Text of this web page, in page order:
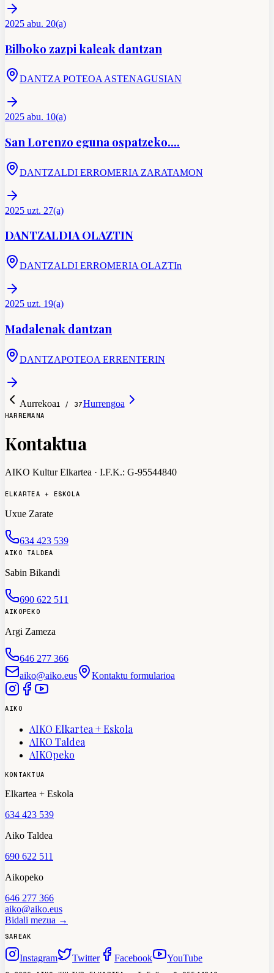
2025 abu. 20(a)
Bilboko zazpi kaleak dantzan
DANTZA POTEOA ASTENAGUSIAN
2025 abu. 10(a)
San Lorenzo eguna ospatzeko....
DANTZALDI ERROMERIA ZARATAMON
2025 uzt. 27(a)
DANTZALDIA OLAZTIN
DANTZALDI ERROMERIA OLAZTIn
2025 uzt. 19(a)
Madalenak dantzan
DANTZAPOTEOA ERRENTERIN
Aurrekoa1 / 37Hurrengoa
HARREMANA
Kontaktua
AIKO Kultur Elkartea · I.F.K.: G-95544840
ELKARTEA + ESKOLA
Uxue Zarate
634 423 539
AIKO TALDEA
Sabin Bikandi
690 622 511
AIKOPEKO
Argi Zameza
646 277 366
aiko@aiko.eus
Kontaktu formularioa
AIKO
AIKO Elkartea + Eskola
AIKO Taldea
AIKOpeko
KONTAKTUA
Elkartea + Eskola
634 423 539
Aiko Taldea
690 622 511
Aikopeko
646 277 366
aiko@aiko.eus
Bidali mezua →
SAREAK
Instagram Twitter Facebook YouTube